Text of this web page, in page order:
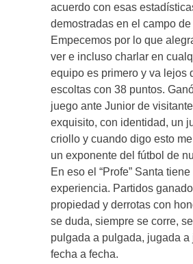
acuerdo con esas
demostradas en el campo
Empecemos por lo que
ver e incluso charlar en
equipo es primero y va lejos
escoltas con 38 puntos.
juego ante Junior de
exquisito, con identidad, un
criollo y cuando digo esto
un exponente del fútbol de
En eso el “Profe” Santa
experiencia. Partidos
propiedad y derrotas con
se duda, siempre se corre,
pulgada a pulgada, jugada a
fecha a fecha.